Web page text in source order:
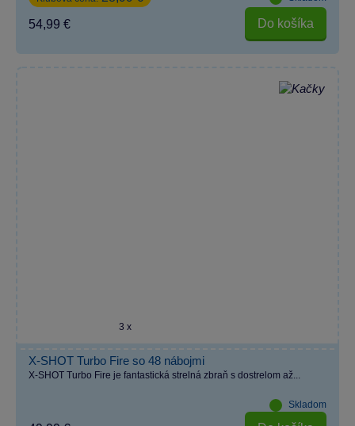
54,99 € Do košíka
3 x
X-SHOT Turbo Fire so 48 nábojmi
X-SHOT Turbo Fire je fantastická strelná zbraň s dostrelom až...
Skladom